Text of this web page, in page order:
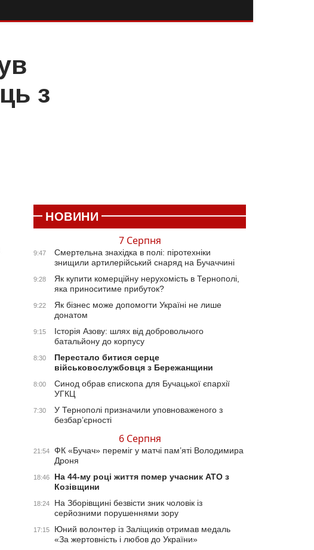
з
НОВИНИ
7 Серпня
9:47
Смертельна знахідка в полі: піротехніки
знищили артилерійський снаряд на Бучаччині
9:28
Як купити комерційну нерухомість в Тернополі,
яка приноситиме прибуток?
9:22
Як бізнес може допомогти Україні не лише
донатом
9:15
Історія Азову: шлях від добровольчого
батальйону до корпусу
8:30
Перестало битися серце
військовослужбовця з Бережанщини
8:00
Синод обрав єпископа для Бучацької єпархії
УГКЦ
7:30
У Тернополі призначили уповноваженого з
безбар’єрності
6 Серпня
21:54
ФК «Бучач» переміг у матчі пам’яті Володимира
Дроня
18:46
На 44-му році життя помер учасник АТО з
Козівщини
18:24
На Зборівщині безвісти зник чоловік із
серйозними порушеннями зору
17:15
Юний волонтер із Заліщиків отримав медаль
«За жертовність і любов до України»